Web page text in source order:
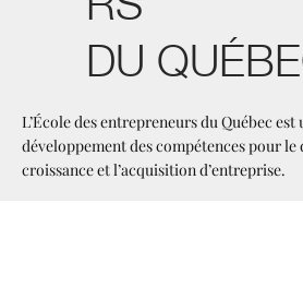
L’École des entrepreneurs du Québec est
développement des compétences pour le
croissance et l’acquisition d’entreprise.
DU